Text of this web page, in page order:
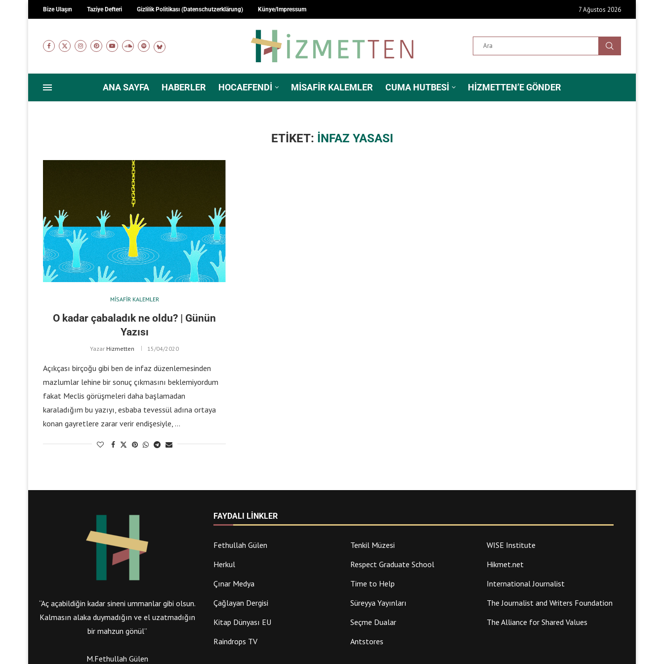
Bize Ulaşın Taziye Defteri Gizlilik Politikası (Datenschutzerklärung) Künye/Impressum 7 Ağustos 2026
ANA SAYFA HABERLER HOCAEFENDI MISAFIR KALEMLER CUMA HUTBESI HIZMETTEN’E GÖNDER
ETIKET: INFAZ YASASI
MISAFIR KALEMLER
O kadar çabaladık ne oldu? | Günün
Yazısı
Yazar Hizmetten 15/04/2020
Açıkçası birçoğu gibi ben de infaz düzenlemesinden
mazlumlar lehine bir sonuç çıkmasını beklemiyordum
fakat Meclis görüşmeleri daha başlamadan
karaladığım bu yazıyı, esbaba tevessül adına ortaya
konan gayretlere zarar verir endişesiyle, …
“Aç açabildiğin kadar sineni ummanlar gibi olsun.
Kalmasın alaka duymadığın ve el uzatmadığın
bir mahzun gönül”
M.Fethullah Gülen
FAYDALI LINKLER
Fethullah Gülen Tenkil Müzesi
WISE Institute
Herkul
Respect Graduate School
Hikmet.net
Çınar Medya
Time to Help
International Journalist
Çağlayan Dergisi
Süreyya Yayınları
The Journalist and Writers Foundation
Kitap Dünyası EU
Seçme Dualar
The Alliance for Shared Values
Raindrops TV
Antstores